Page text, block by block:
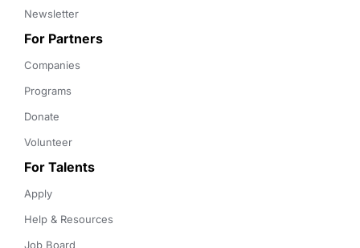
Newsletter
For Partners
Companies
Programs
Donate
Volunteer
For Talents
Apply
Help & Resources
Job Board